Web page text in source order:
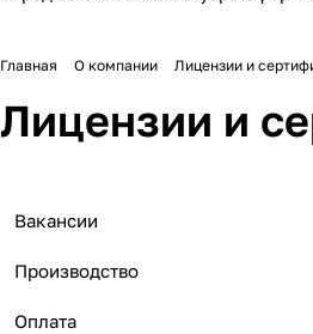
Главная О компании Лицензии и
Лицензии и
Вакансии
Производство
Оплата